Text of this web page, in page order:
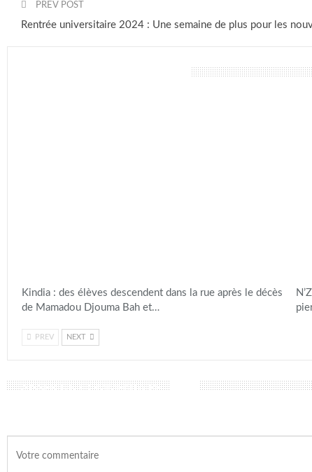
PREV POST
Rentrée universitaire 2024 : Une semaine de plus pour les
Kindia : des élèves descendent dans la rue après le décès
de Mamadou Djouma Bah et…
PREV NEXT
LAISSER UN COMMENTAIRE